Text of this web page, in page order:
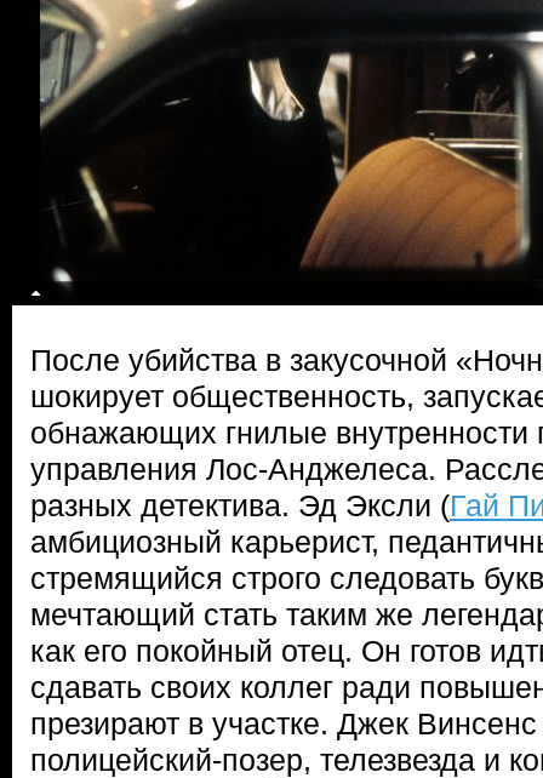
После убийства в закусочной
шокирует общественность,
обнажающих гнилые внутренности
управления Лос-Анджелеса.
разных детектива. Эд Эксли (Гай
амбициозный карьерист,
стремящийся строго следовать
мечтающий стать таким же
как его покойный отец. Он готов
сдавать своих коллег ради
презирают в участке. Джек Винсенс
полицейский-позер, телезвезда и